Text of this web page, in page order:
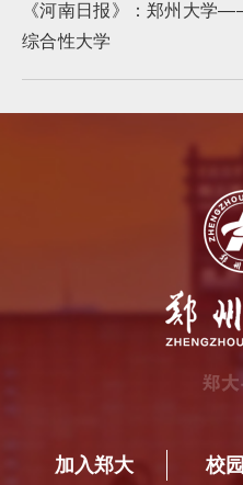
《河南日报》：郑州大学
综合性大学
加入郑大 校